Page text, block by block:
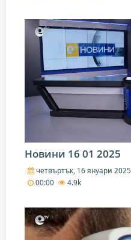
Новини 16 01 2025
четвъртък, 16 януари 2025
00:00
4.9k